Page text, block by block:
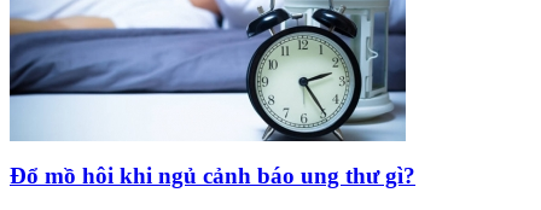
Đổ mồ hôi khi ngủ cảnh báo ung thư gì?